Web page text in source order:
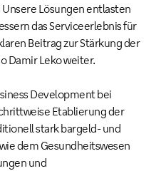
Lösungen entlasten
das Serviceerlebnis für
Beitrag zur Stärkung der
Damir Leko weiter.
Development bei
Etablierung der
stark bargeld- und
dem Gesundheitswesen
und